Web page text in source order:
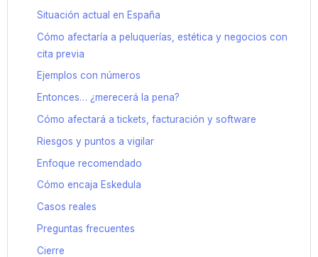
Situación actual en España
Cómo afectaría a peluquerías, estética y negocios con
cita previa
Ejemplos con números
Entonces… ¿merecerá la pena?
Cómo afectará a tickets, facturación y software
Riesgos y puntos a vigilar
Enfoque recomendado
Cómo encaja Eskedula
Casos reales
Preguntas frecuentes
Cierre